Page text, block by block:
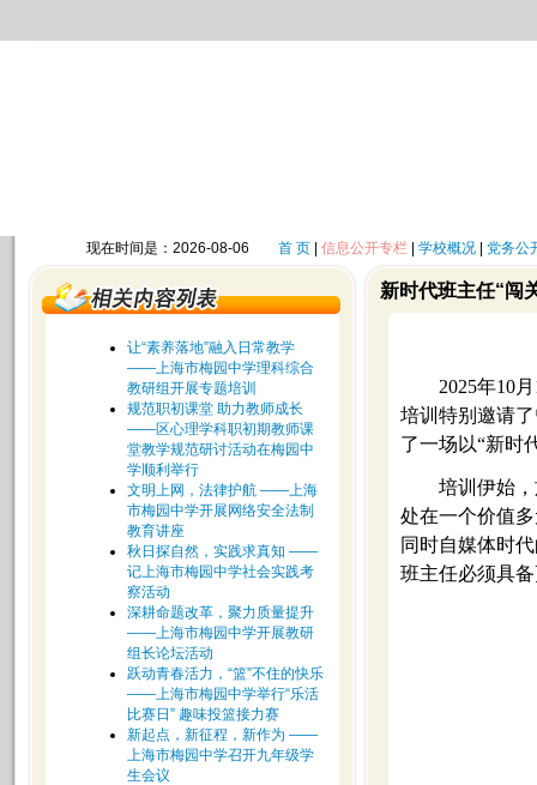
现在时间是：2026-08-06 首 页| 信息公开专栏| 学校概况| 党务公
让“素养落地”融入日常教学
——上海市梅园中学理科综合
教研组开展专题培训
规范职初课堂 助力教师成长
——区心理学科职初期教师课
堂教学规范研讨活动在梅园中
学顺利举行
文明上网，法律护航 ——上海
市梅园中学开展网络安全法制
教育讲座
秋日探自然，实践求真知 ——
记上海市梅园中学社会实践考
察活动
深耕命题改革，聚力质量提升
——上海市梅园中学开展教研
组长论坛活动
跃动青春活力，“篮”不住的快乐
——上海市梅园中学举行“乐活
比赛日” 趣味投篮接力赛
新起点，新征程，新作为 ——
上海市梅园中学召开九年级学
生会议
新时代班主任“闯
2025年10
培训特别邀请
了一场以“新时
培训伊始
处在一个价值
同时自媒体时
班主任必须具